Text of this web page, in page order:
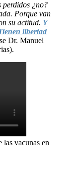
perdidos ¿no?
Porque van
su actitud. Y
libertad
Dr. Manuel
vacunas en